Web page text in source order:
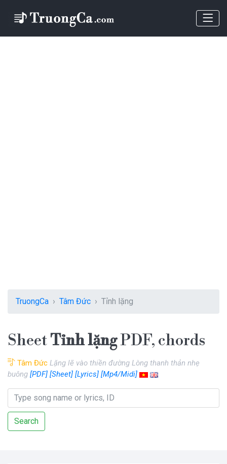
TruongCa Tâm Đức Tỉnh lặng
SheetTỉnh lặngPDF, chords
Tâm Đức Lặng lẽ vào thiền đường Lòng thanh thản nhẹ
buông [PDF] [Sheet] [Lyrics] [Mp4/Midi]
Search